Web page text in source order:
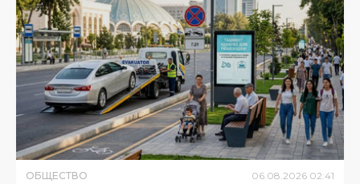
ОБЩЕСТВО 06.08.2026 02:41